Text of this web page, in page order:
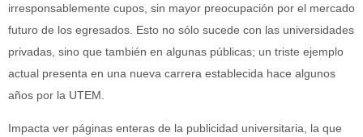
irresponsablemente cupos, sin mayor preocupación por el mercado
futuro de los egresados. Esto no sólo sucede con las universidades
privadas, sino que también en algunas públicas; un triste ejemplo
actual presenta en una nueva carrera establecida hace algunos
años por la UTEM.
Impacta ver páginas enteras de la publicidad universitaria, la que